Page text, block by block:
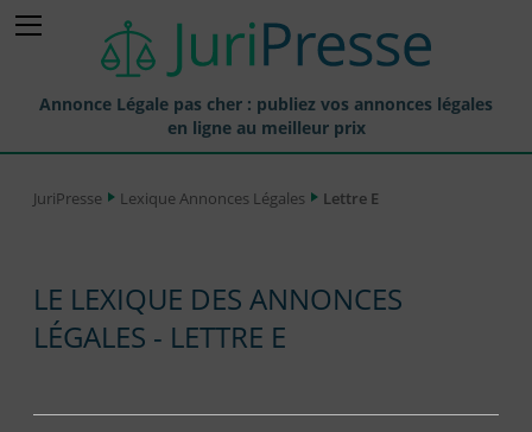
Annonce Légale pas cher : publiez vos annonces légales
en ligne au meilleur prix
Journaux Habilités (JAL) Annonces Légales
JuriPresse Lexique Annonces Légales Lettre E
LE LEXIQUE DES ANNONCES
LÉGALES - LETTRE E